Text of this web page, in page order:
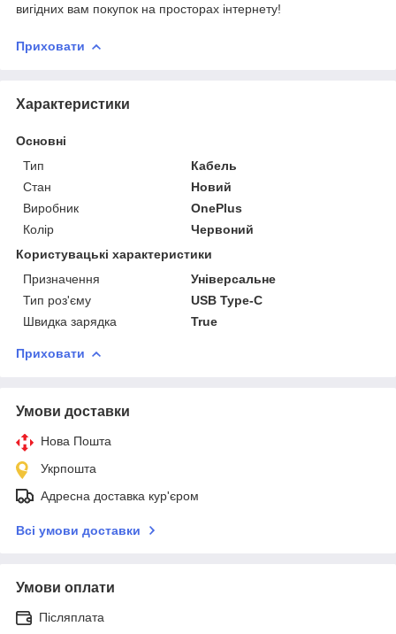
вигідних вам покупок на просторах інтернету!
Приховати
Характеристики
Основні
Тип
Кабель
Стан
Новий
Виробник
OnePlus
Колір
Червоний
Користувацькi характеристики
Призначення
Універсальне
Тип роз'єму
USB Type-C
Швидка зарядка
True
Приховати
Умови доставки
Нова Пошта
Укрпошта
Адресна доставка кур'єром
Всі умови доставки
Умови оплати
Післяплата